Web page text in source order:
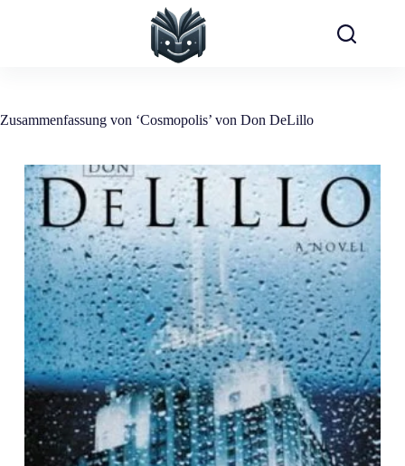
Zusammenfassung von ‘Cosmopolis’ von Don DeLillo